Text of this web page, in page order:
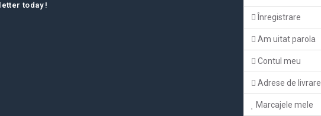
today !
Înregistrare
Am uitat parola
Contul meu
Adrese de livrare
Marcajele mele